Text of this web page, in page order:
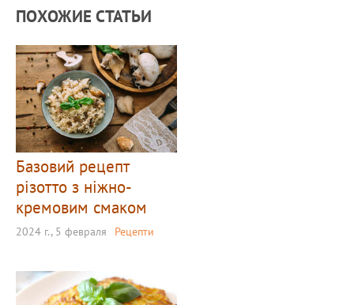
ПОХОЖИЕ СТАТЬИ
Базовий рецепт
різотто з ніжно-
кремовим смаком
2024 г., 5 февраля Рецепти